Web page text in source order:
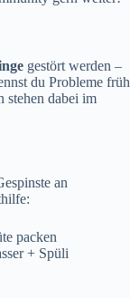
gestört werden –
du Probleme früh
stehen dabei im
an
packen
+ Spüli